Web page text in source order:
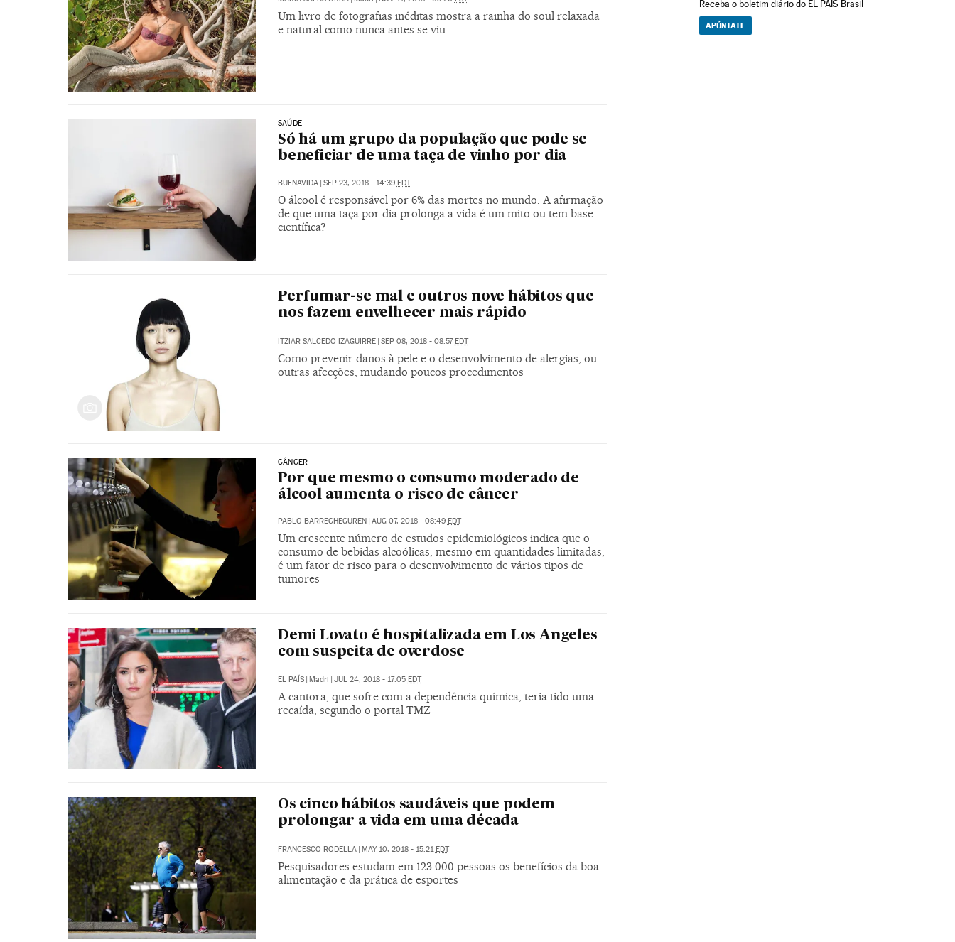
Um livro de fotografias inéditas mostra a rainha do soul relaxada
e natural como nunca antes se viu
SAÚDE
Só há um grupo da população que pode se
beneficiar de uma taça de vinho por dia
BUENAVIDA SEP 23, 2018 - 14:39 EDT
O álcool é responsável por 6% das mortes no mundo. A afirmação
de que uma taça por dia prolonga a vida é um mito ou tem base
científica?
Perfumar-se mal e outros nove hábitos que
nos fazem envelhecer mais rápido
ITZIAR SALCEDO IZAGUIRRE | SEP 08, 2018 - 08:57EDT
Como prevenir danos à pele e o desenvolvimento de alergias, ou
outras afecções, mudando poucos procedimentos
CÂNCER
Por que mesmo o consumo moderado de
álcool aumenta o risco de câncer
PABLO BARRECHEGUREN AUG 07, 2018 - 08:49 EDT
Um crescente número de estudos epidemiológicos indica que o
consumo de bebidas alcoólicas, mesmo em quantidades limitadas,
é um fator de risco para o desenvolvimento de vários tipos de
tumores
Demi Lovato é hospitalizada em Los Angeles
com suspeita de overdose
EL PAÍS Madri JUL 24, 2018 - 17:05 EDT
A cantora, que sofre com a dependência química, teria tido uma
recaída, segundo o portal TMZ
Os cinco hábitos saudáveis que podem
prolongar a vida em uma década
FRANCESCO RODELLA | MAY 10, 2018 - 15:21EDT
Pesquisadores estudam em 123.000 pessoas os benefícios da boa
alimentação e da prática de esportes
Receba o boletim diário do EL PAÍS Brasil
APÚNTATE